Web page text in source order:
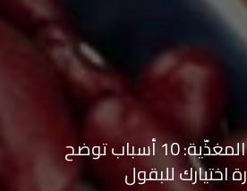
بذور الطبيعة المغذّية: 10 أسباب توضح
اختيارك للبقول